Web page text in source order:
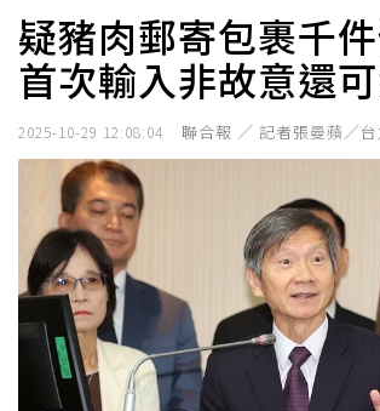
疑豬肉郵寄包裹千
首次輸入非故意還
2025-10-29 12:08:04 聯合報 ／ 記者張曼蘋／